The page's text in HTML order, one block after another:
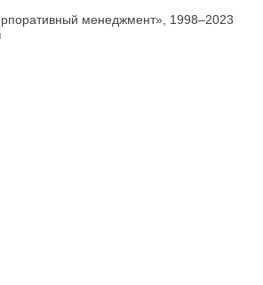
менеджмент», 1998–2023